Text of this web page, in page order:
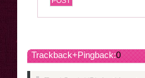
Trackback+Pingback:0